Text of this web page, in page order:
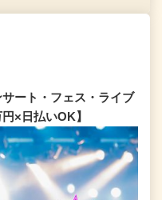
ート・フェス・ライブ
×日払いOK】